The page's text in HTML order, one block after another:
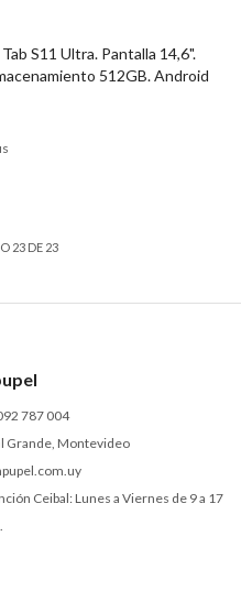
S11 Ultra. Pantalla 14,6".
512GB. Android
23DE 23
787 004
Grande, Montevideo
Ceibal: Lunes a Viernes de 9 a 17